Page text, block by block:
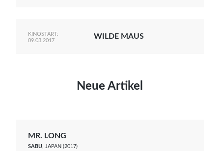
KINOSTART:
09.03.2017
WILDE MAUS
Neue Artikel
MR. LONG
SABU, JAPAN (2017)